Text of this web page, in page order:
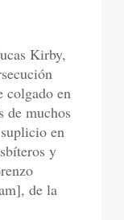
Kirby,
colgado en
de muchos
en
y
de la